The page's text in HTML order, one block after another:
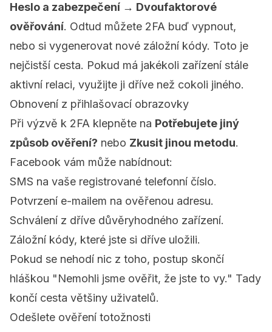
Heslo a zabezpečení → Dvoufaktorové
ověřování. Odtud můžete 2FA buď vypnout,
nebo si vygenerovat nové záložní kódy. Toto je
nejčistší cesta. Pokud má jakékoli zařízení stále
aktivní relaci, využijte ji dříve než cokoli jiného.
Obnovení z přihlašovací obrazovky
Při výzvě k 2FA klepněte na Potřebujete jiný
způsob ověření? nebo Zkusit jinou metodu.
Facebook vám může nabídnout:
SMS na vaše registrované telefonní číslo.
Potvrzení e-mailem na ověřenou adresu.
Schválení z dříve důvěryhodného zařízení.
Záložní kódy, které jste si dříve uložili.
Pokud se nehodí nic z toho, postup skončí
hláškou "Nemohli jsme ověřit, že jste to vy." Tady
končí cesta většiny uživatelů.
Odešlete ověření totožnosti